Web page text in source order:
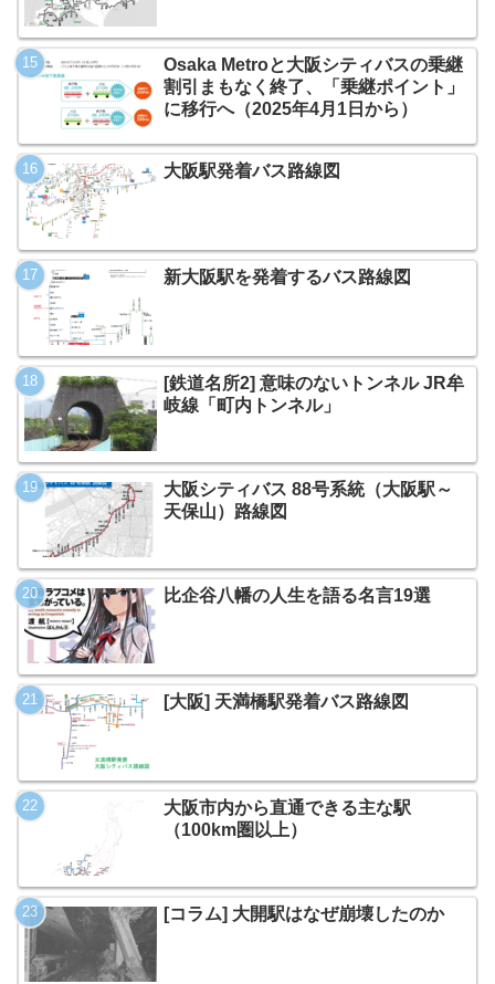
Osaka Metroと大阪シティバスの乗継
割引まもなく終了、「乗継ポイント」
に移行へ（2025年4月1日から）
大阪駅発着バス路線図
新大阪駅を発着するバス路線図
[鉄道名所2] 意味のないトンネル JR牟
岐線「町内トンネル」
大阪シティバス 88号系統（大阪駅～
天保山）路線図
比企谷八幡の人生を語る名言19選
[大阪] 天満橋駅発着バス路線図
大阪市内から直通できる主な駅
（100km圏以上）
[コラム] 大開駅はなぜ崩壊したのか